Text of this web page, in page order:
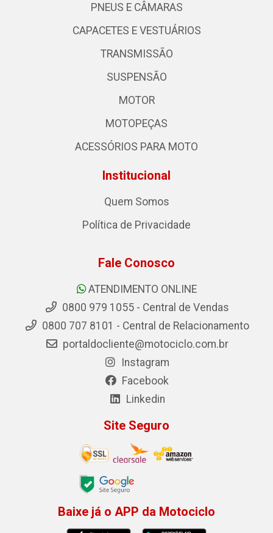
PNEUS E CÂMARAS
CAPACETES E VESTUÁRIOS
TRANSMISSÃO
SUSPENSÃO
MOTOR
MOTOPEÇAS
ACESSÓRIOS PARA MOTO
Institucional
Quem Somos
Política de Privacidade
Fale Conosco
ATENDIMENTO ONLINE
0800 979 1055 - Central de Vendas
0800 707 8101 - Central de Relacionamento
portaldocliente@motociclo.com.br
Instagram
Facebook
Linkedin
Site Seguro
Baixe já o APP da Motociclo